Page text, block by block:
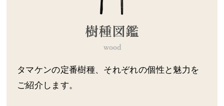
タマケンの定番樹種、それぞれの個性と魅力を
ご紹介します。